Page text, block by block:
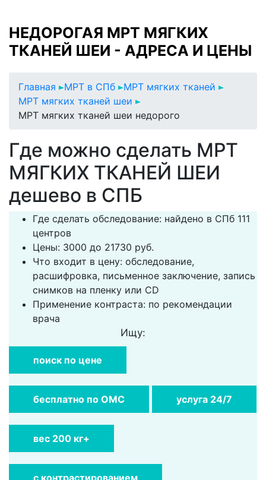
НЕДОРОГАЯ МРТ МЯГКИХ
ТКАНЕЙ ШЕИ - АДРЕСА И ЦЕНЫ
Главная МРТ в СПб
МРТ мягких тканей
МРТ мягких тканей шеи
МРТ мягких тканей шеи недорого
Где можно сделать МРТ
МЯГКИХ ТКАНЕЙ ШЕИ
дешево в СПБ
Где сделать обследование: найдено в СПб 111
центров
Цены: 3000 до 21730 руб.
Что входит в цену: обследование,
расшифровка, письменное заключение, запись
снимков на пленку или CD
Применение контраста: по рекомендации
врача
Ищу:
поиск по цене
бесплатно по ОМС услуга 24/7
вес 200 кг+
с контрастированием